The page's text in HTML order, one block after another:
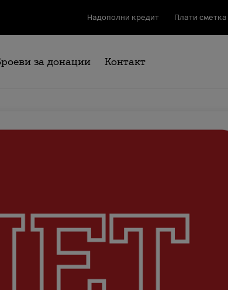
Надополни кредит Плати сметка
за донации Контакт